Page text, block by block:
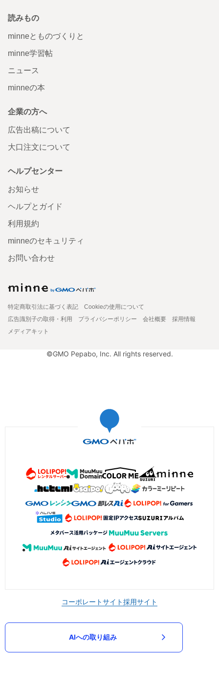
読みもの
minneとものづくりと
minne学習帖
ニュース
minneの本
企業の方へ
広告出稿について
大口注文について
ヘルプセンター
お知らせ
ヘルプとガイド
利用規約
minneのセキュリティ
お問い合わせ
特定商取引法に基づく表記
Cookieの使用について
広告識別子の取得・利用
プライバシーポリシー 会社概要
採用情報
メディアキット
©GMO Pepabo, Inc. All rights reserved.
コーポレートサイト採用サイト
AIへの取り組み